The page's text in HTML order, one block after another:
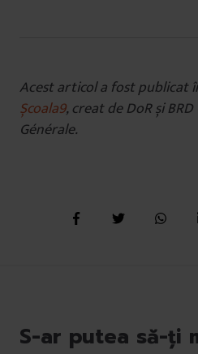
Acest articol a fost publicat
Școala9, creat de DoR și
Générale.
S-ar putea să-ți